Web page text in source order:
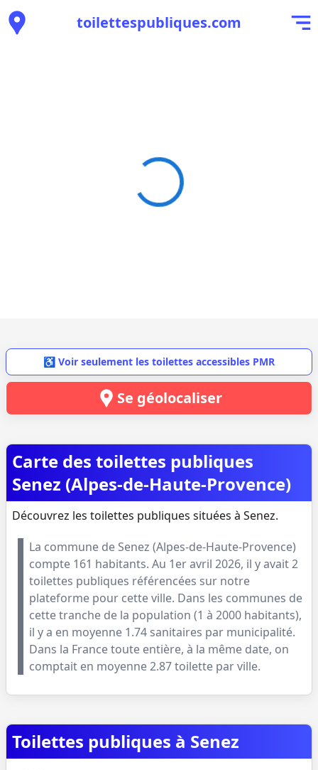
toilettespubliques.com
♿ Voir seulement les toilettes accessibles PMR
Se géolocaliser
Carte des toilettes publiques
Senez (Alpes-de-Haute-Provence)
Découvrez les toilettes publiques situées à Senez.
La commune de Senez (Alpes-de-Haute-Provence)
compte 161 habitants. Au 1er avril 2026, il y avait2
toilettes publiques référencées sur notre
plateforme pour cette ville. Dans les communes de
cette tranche de la population (1 à 2000 habitants),
il y a en moyenne 1.74 sanitaires par municipalité.
Dans la France toute entière, à la même date, on
comptait en moyenne2.87toilette par ville.
Toilettes publiques à Senez